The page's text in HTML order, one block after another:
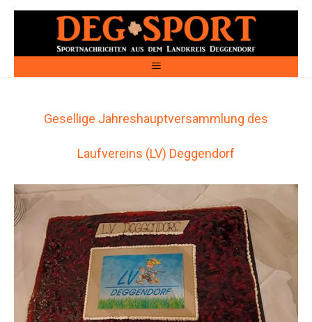
Gesellige Jahreshauptversammlung des
Laufvereins (LV) Deggendorf